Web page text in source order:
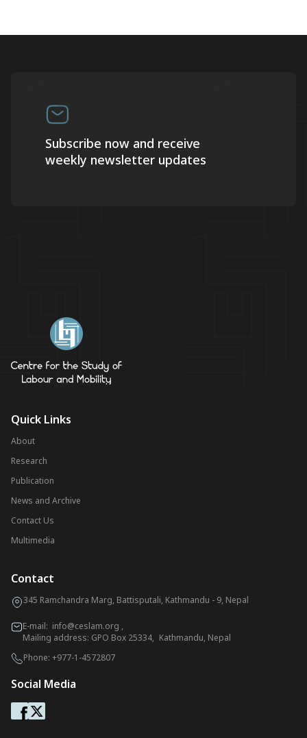
Subscribe now and receive
weekly newsletter updates
Quick Links
About
Research
Publication
News and Archive
Contact Us
Multimedia
Contact
345 Ramchandra Marg, Battisputali, Kathmandu - 9, Nepal
E-mail: info@ceslam.org ,
Mailing address: GPO Box 25334, Kathmandu, Nepal
Phone: +977-1-4572807
Social Media